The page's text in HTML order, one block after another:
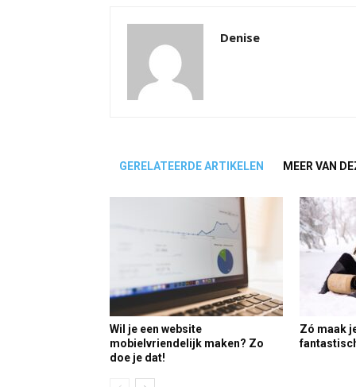
Denise
GERELATEERDE ARTIKELEN MEER VAN
Wil je een website
mobielvriendelijk maken? Zo
doe je dat!
Zó maak